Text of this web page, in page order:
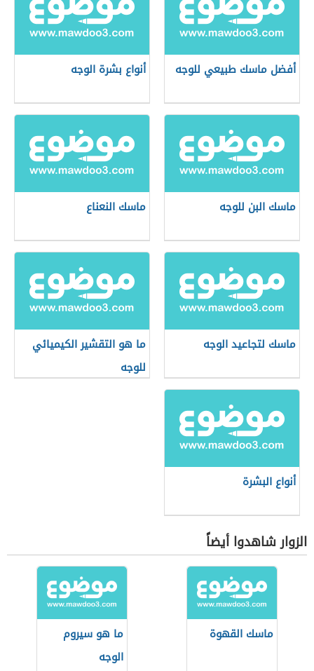
أفضل ماسك طبيعي للوجه أنواع بشرة الوجه
ماسك البن للوجه ماسك النعناع
ماسك لتجاعيد الوجه
ما هو التقشير الكيميائي
للوجه
أنواع البشرة
الزوار شاهدوا أيضاً
ماسك القهوة
ما هو سيروم
الوجه